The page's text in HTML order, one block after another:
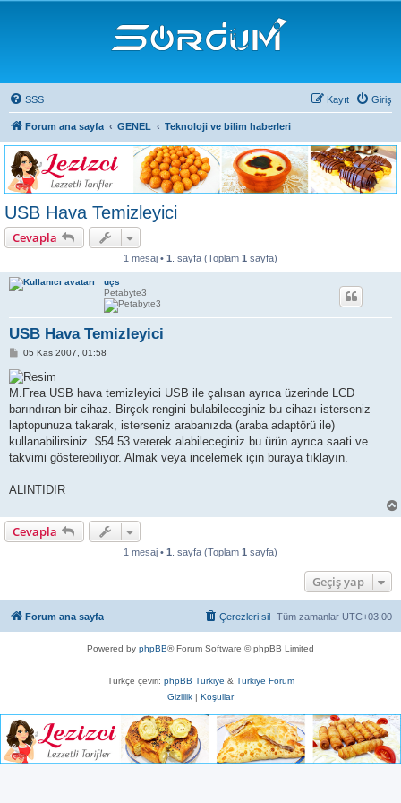
SSS Giriş
Kayıt
Forum ana sayfa GENEL Teknoloji ve bilim haberleri
USB Hava Temizleyici
Cevapla
1 mesaj • 1 . sayfa (Toplam 1 sayfa)
uçs
Petabyte3
USB Hava Temizleyici
M
s
a
j
05 Kas 2007, 01:58
M.Frea USB hava temizleyici USB ile çalısan ayrıca üzerinde LCD
barındıran bir cihaz. Birçok rengini bulabileceginiz bu cihazı isterseniz
laptopunuza takarak, isterseniz arabanızda (araba adaptörü ile)
kullanabilirsiniz. $54.53 vererek alabileceginiz bu ürün ayrıca saati ve
takvimi gösterebiliyor. Almak veya incelemek için buraya tıklayın.
ALINTIDIR
Cevapla
1 mesaj • 1 . sayfa (Toplam 1 sayfa)
Geçiş yap
Forum ana sayfa Tüm zamanlar UTC+03:00
Çerezleri sil
Powered by phpBB® Forum Software © phpBB Limited
Türkçe çeviri: phpBB Türkiye & Türkiye Forum
Gizlilik | Koşullar